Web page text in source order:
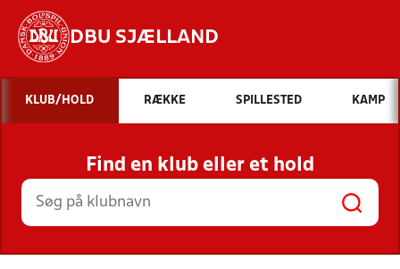
DBU SJÆLLAND
Hvad vil du søge efter?
INDHOLD OG NYHEDER
STILLINGER, RESULTATER, KLUBBER OG
HOLD
KLUB/HOLD RÆKKE SPILLESTED KAMP
Find en klub eller et hold